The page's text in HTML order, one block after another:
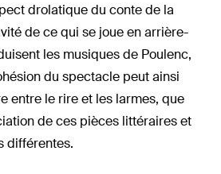
drolatique du conte de la
de ce qui se joue en arrière-
les musiques de Poulenc,
du spectacle peut ainsi
entre le rire et les larmes, que
de ces pièces littéraires et
différentes.